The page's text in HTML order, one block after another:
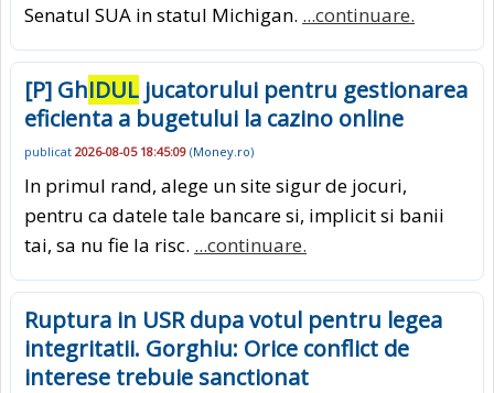
Senatul SUA in statul Michigan. ...continuare.
[P] GhIDUL jucatorului pentru gestionarea
eficienta a bugetului la cazino online
publicat 2026-08-05 18:45:09 (Money.ro)
In primul rand, alege un site sigur de jocuri,
pentru ca datele tale bancare si, implicit si banii
tai, sa nu fie la risc. ...continuare.
Ruptura in USR dupa votul pentru legea
integritatii. Gorghiu: Orice conflict de
interese trebuie sanctionat